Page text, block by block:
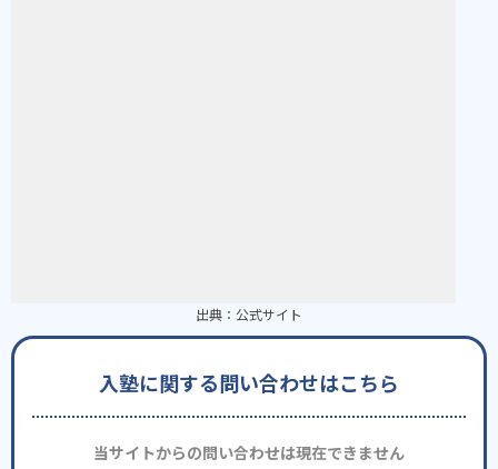
出典： 公式サイト
入塾に関する問い合わせはこちら
当サイトからの問い合わせは現在できません